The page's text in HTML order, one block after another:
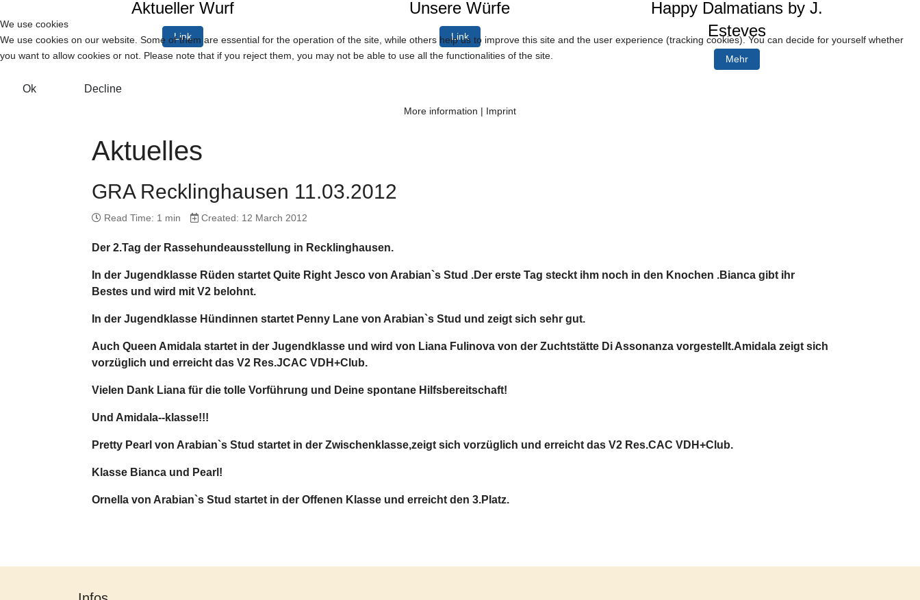
Aktueller Wurf
Link
Unsere Würfe
Link
Happy Dalmatians by J.
Esteves
Mehr
Aktuelles
GRA Recklinghausen 11.03.2012
Read Time: 1 min Created: 12 March 2012
Der 2.Tag der Rassehundeausstellung in Recklinghausen.
In der Jugendklasse Rüden startet Quite Right Jesco von Arabian`s Stud .Der erste Tag steckt ihm noch in den Knochen .Bianca gibt ihr
Bestes und wird mit V2 belohnt.
In der Jugendklasse Hündinnen startet Penny Lane von Arabian`s Stud und zeigt sich sehr gut.
Auch Queen Amidala startet in der Jugendklasse und wird von Liana Fulinova von der Zuchtstätte Di Assonanza vorgestellt.Amidala zeigt sich
vorzüglich und erreicht das V2 Res.JCAC VDH+Club.
Vielen Dank Liana für die tolle Vorführung und Deine spontane Hilfsbereitschaft!
Und Amidala--klasse!!!
Pretty Pearl von Arabian`s Stud startet in der Zwischenklasse,zeigt sich vorzüglich und erreicht das V2 Res.CAC VDH+Club.
Klasse Bianca und Pearl!
Ornella von Arabian`s Stud startet in der Offenen Klasse und erreicht den 3.Platz.
We use cookies
We use cookies on our website. Some of them are essential for the operation of the site, while others help us to improve this site and the user experience (tracking cookies). You can decide for yourself whether
you want to allow cookies or not. Please note that if you reject them, you may not be able to use all the functionalities of the site.
Ok Decline
More information | Imprint